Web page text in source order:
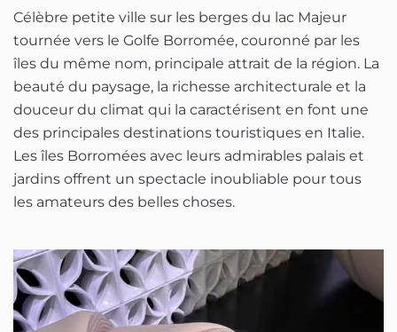
Célèbre petite ville sur les berges du lac Majeur
tournée vers le Golfe Borromée, couronné par les
îles du même nom, principale attrait de la région. La
beauté du paysage, la richesse architecturale et la
douceur du climat qui la caractérisent en font une
des principales destinations touristiques en Italie.
Les îles Borromées avec leurs admirables palais et
jardins offrent un spectacle inoubliable pour tous
les amateurs des belles choses.